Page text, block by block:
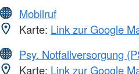
Mobilruf
Karte: Link zur Google
Psy. Notfallversorgung
Karte: Link zur Google